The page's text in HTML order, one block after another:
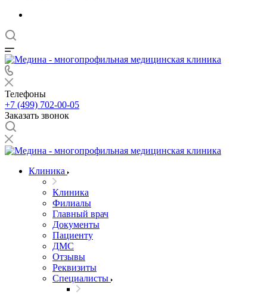
Телефоны
+7 (499) 702-00-05
Заказать звонок
Клиника
Клиника
Филиалы
Главный врач
Документы
Пациенту
ДМС
Отзывы
Реквизиты
Специалисты